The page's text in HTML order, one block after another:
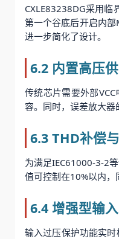
CXLE83238DG采用
第一个谷底后开启内
进一步简化了设计。
6.2 内置高压
传统芯片需要外部
容。同时，误差放大
6.3 THD补偿
为满足IEC61000-3-2
值可控制在10%以内，
6.4 增强型输
输入过压保护功能实